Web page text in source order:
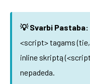
💡 Svarbi Pastaba:
<script> tagams
inline skriptą
nepadeda.